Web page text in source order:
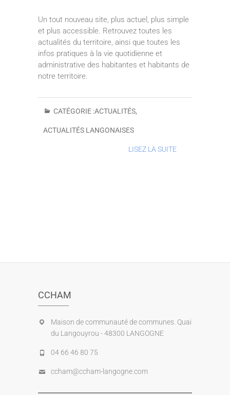
Un tout nouveau site, plus actuel, plus simple
et plus accessible. Retrouvez toutes les
actualités du territoire, ainsi que toutes les
infos pratiques à la vie quotidienne et
administrative des habitantes et habitants de
notre territoire.
CATÉGORIE :ACTUALITÉS,
ACTUALITÉS LANGONAISES
LISEZ LA SUITE
CCHAM
Maison de communauté de communes. Quai
du Langouyrou - 48300 LANGOGNE
04 66 46 80 75
ccham@ccham-langogne.com